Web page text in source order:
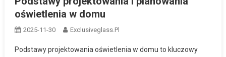
oświetlenia w domu
2025-11-30 Exclusiveglass.pl
Podstawy projektowania oświetlenia w domu to kluczowy